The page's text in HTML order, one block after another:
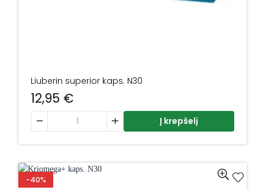
Liuberin superior kaps. N30
12,95 €
produkto kiekis: Liuberin superior kaps. N30
Į krepšelį
-40%